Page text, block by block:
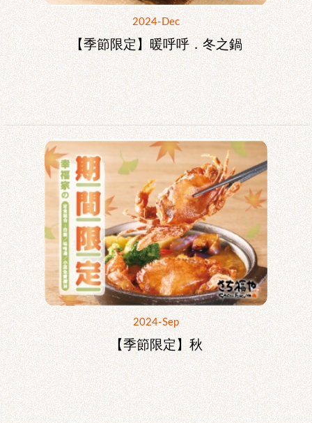
2024-Dec
【季節限定】暖呼呼．冬之鍋
2024-Sep
【季節限定】秋